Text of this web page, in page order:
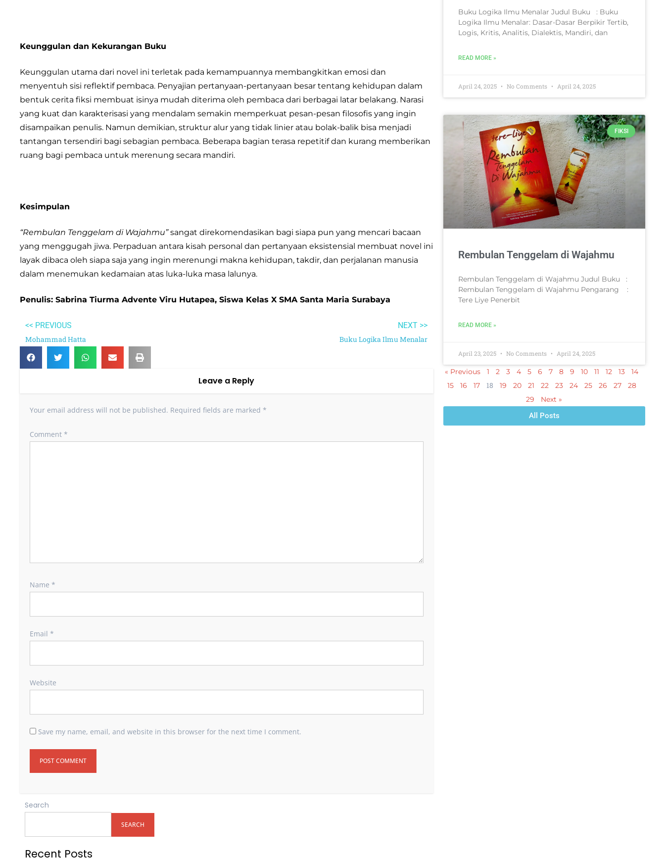
Keunggulan dan Kekurangan Buku
Keunggulan utama dari novel ini terletak pada kemampuannya membangkitkan emosi dan
menyentuh sisi reflektif pembaca. Penyajian pertanyaan-pertanyaan besar tentang kehidupan dalam
bentuk cerita fiksi membuat isinya mudah diterima oleh pembaca dari berbagai latar belakang. Narasi
yang kuat dan karakterisasi yang mendalam semakin memperkuat pesan-pesan filosofis yang ingin
disampaikan penulis. Namun demikian, struktur alur yang tidak linier atau bolak-balik bisa menjadi
tantangan tersendiri bagi sebagian pembaca. Beberapa bagian terasa repetitif dan kurang memberikan
ruang bagi pembaca untuk merenung secara mandiri.
Kesimpulan
“Rembulan Tenggelam di Wajahmu”sangat direkomendasikan bagi siapa pun yang mencari bacaan
yang menggugah jiwa. Perpaduan antara kisah personal dan pertanyaan eksistensial membuat novel ini
layak dibaca oleh siapa saja yang ingin merenungi makna kehidupan, takdir, dan perjalanan manusia
dalam menemukan kedamaian atas luka-luka masa lalunya.
Penulis: Sabrina Tiurma Advente Viru Hutapea, Siswa Kelas X SMA Santa Maria Surabaya
<< PREVIOUS
Mohammad Hatta
NEXT >>
Buku Logika Ilmu Menalar
Leave a Reply
Your email address will not be published. Required fields are marked *
Comment *
Name *
Email *
Website
Save my name, email, and website in this browser for the next time I comment.
Search
SEARCH
Recent Posts
Buku Logika Ilmu Menalar Judul Buku : Buku
Logika Ilmu Menalar: Dasar-Dasar Berpikir Tertib,
Logis, Kritis, Analitis, Dialektis, Mandiri, dan
READ MORE »
April 24, 2025 No Comments April 24, 2025
FIKSI
Rembulan Tenggelam di Wajahmu
Rembulan Tenggelam di Wajahmu Judul Buku :
Rembulan Tenggelam di Wajahmu Pengarang :
Tere Liye Penerbit
READ MORE »
April 23, 2025 No Comments April 24, 2025
« Previous 1 2 3 4 5 6 7 8 9 10 11 12 13
14
15
16 17 18 19 20 21 22 23 24 25 26 27
28
29
Next »
All Posts